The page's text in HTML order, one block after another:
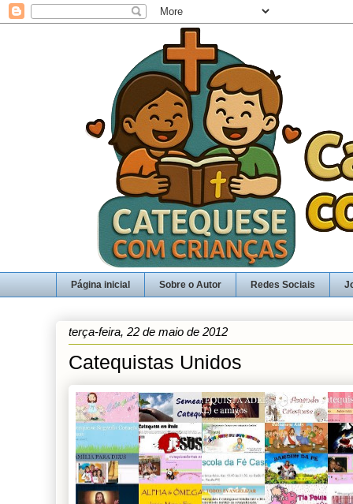
Página inicial Sobre o Autor Redes Sociais
terça-feira, 22 de maio de 2012
Catequistas Unidos